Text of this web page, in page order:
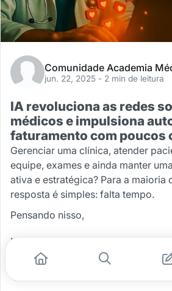
Comunidade Academia
jun. 22, 2025 - 2 min de leitura
IA revoluciona as redes
médicos e impulsiona
faturamento com poucos
Gerenciar uma clínica, atender
equipe, exames e ainda manter
ativa e estratégica? Para a maioria
resposta é simples: falta tempo.
Pensando nisso,
...
#clínica